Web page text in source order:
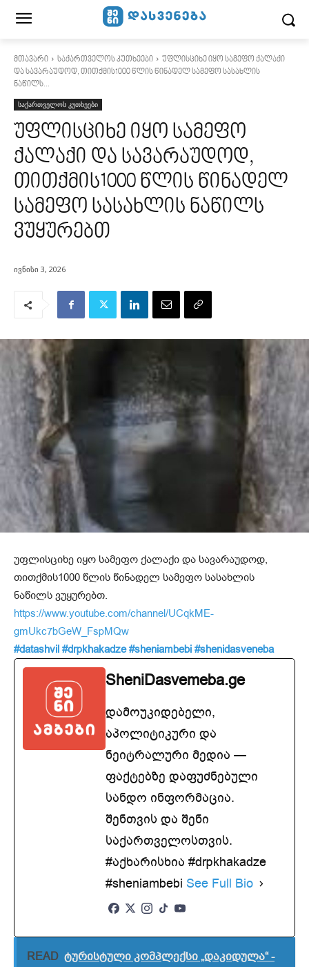
მთავარი საქართველოს კუთხეები
უფლისციხე იყო სამეფო ქალაქი
და სავარაუდოდ, თითქმის1000 წლის წინადელ სამეფო სასახლის
ნაწილს...
საქართველოს კუთხეები
უფლისციხე იყო სამეფო
ქალაქი და სავარაუდოდ,
თითქმის1000 წლის წინადელ
სამეფო სასახლის ნაწილს
ვუყურებთ
ივნისი 3, 2026
უფლისციხე იყო სამეფო ქალაქი და სავარაუდოდ,
თითქმის1000 წლის წინადელ სამეფო სასახლის
ნაწილს ვუყურებთ.
https://www.youtube.com/channel/UCqkME-
gmUkc7bGeW_FspMQw
#datashvil #drpkhakadze #sheniambebi #shenidasveneba
SheniDasvemeba.ge
დამოუკიდებელი,
აპოლიტიკური და
ნეიტრალური მედია —
ფაქტებზე დაფუძნებული
სანდო ინფორმაცია.
შენთვის და შენი
საქართველოსთვის.
#აქხარისხია #drpkhakadze
#sheniambebi See Full Bio
READ ტურისტული კომპლექსი „დაკიდულა“ -